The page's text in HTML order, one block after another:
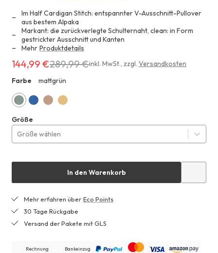
Im Half Cardigan Stitch: entspannter V-Ausschnitt-Pullover
aus bestem Alpaka
Markant: die zurückverlegte Schulternaht, clean: in Form
gestrickter Ausschnitt und Kanten
Mehr Produktdetails
Erhältlich
144,99 €
anstatt
289,99 €
144,99 €289,99 €inkl. MwSt., zzgl. Versandkosten
Farbe
mattgrün
Größe
Größe wählen
In den Warenkorb
Mehr erfahren über Eco Points
30 Tage Rückgabe
Versand der Pakete mit GLS
Rechnung Bankeinzug